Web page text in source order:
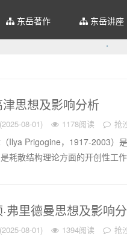
东岳著作 东岳讲座
思想及影响分析
08-01) 1178阅读 抢
Ilya Prigogine，1917-2003）
耗散结构理论方面的开创性工
弗里德曼思想及影响
08-01) 1394阅读 抢